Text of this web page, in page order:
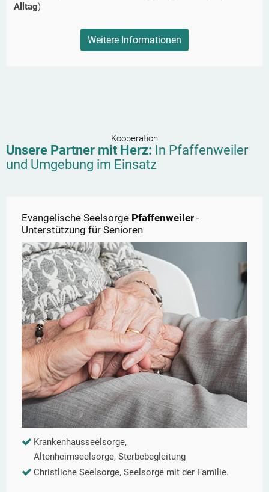
Alltag)
Weitere Informationen
Kooperation
Unsere Partner mit Herz: In Pfaffenweiler
und Umgebung im Einsatz
Evangelische Seelsorge Pfaffenweiler -
Unterstützung für Senioren
Krankenhausseelsorge,
Altenheimseelsorge, Sterbebegleitung
Christliche Seelsorge, Seelsorge mit der Familie.